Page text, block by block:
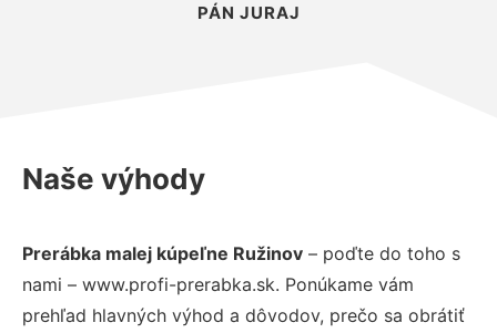
PÁN JURAJ
Naše výhody
Prerábka malej kúpeľne Ružinov – poďte do toho s
nami – www.profi-prerabka.sk. Ponúkame vám
prehľad hlavných výhod a dôvodov, prečo sa obrátiť